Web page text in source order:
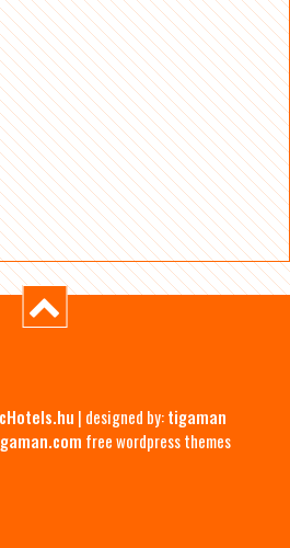
| designed by:tigaman
free wordpress themes